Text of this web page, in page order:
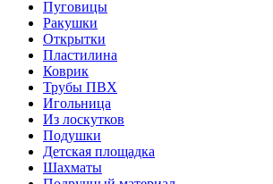
Пуговицы
Ракушки
Открытки
Пластилина
Коврик
Трубы ПВХ
Игольница
Из лоскутков
Подушки
Детская площадка
Шахматы